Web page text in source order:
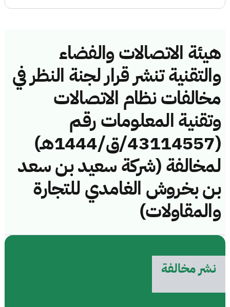
هيئة الاتصالات والفضاء
والتقنية تنشر قرار لجنة النظر في
مخالفات نظام الاتصالات
وتقنية المعلومات رقم
(43114557/ق/1444هـ)
لمخالفة (شركة سعيد بن سعد
بن بخروش الغامدي للتجارة
والمقاولات)
نشر مخالفة